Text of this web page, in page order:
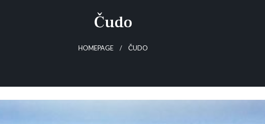
Čudo
HOMEPAGE ČUDO